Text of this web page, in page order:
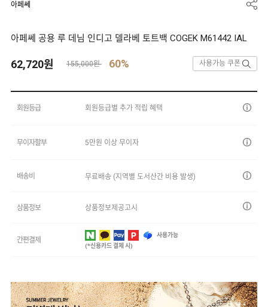
아페쎄
아페쎄 공용 루 데님 인디고 델라베 토트백 COGEK M61442 IAL
62,720원 155,000원 60% 사용가능 쿠폰
회원등급 회원등급별 추가 적립 혜택
무이자할부 5만원 이상 무이자
배송비 무료배송 (지역별 도서산간 비용 발생)
상품정보 상품정보제공고시
간편결제
사용가능
(*신용카드 결제 시)